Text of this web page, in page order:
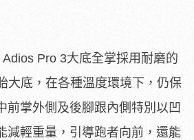
Pro 3大底全掌採用耐磨的
大底，在各種溫度環境下，仍保
前掌外側及後腳跟內側特別以凹
減輕重量，引導跑者向前，還能